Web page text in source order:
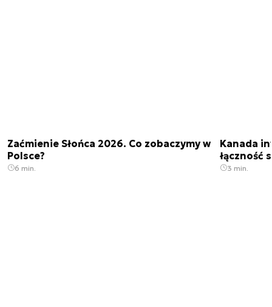
Zaćmienie Słońca 2026. Co zobaczymy w
Polsce?
6 min.
Kanada
łączność
3 min.